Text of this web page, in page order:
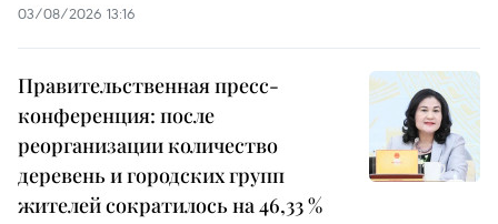
03/08/2026 13:16
Правительственная пресс-
конференция: после
реорганизации количество
деревень и городских групп
жителей сократилось на 46,33 %